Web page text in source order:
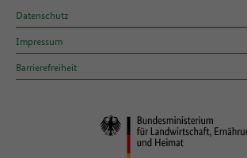
Datenschutz
Impressum
Barrierefreiheit